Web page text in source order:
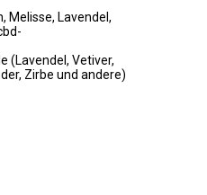
Melisse, Lavendel,
(Lavendel, Vetiver,
Zirbe und andere)